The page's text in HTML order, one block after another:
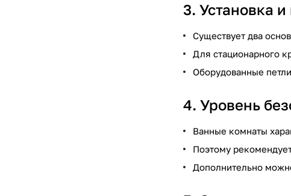
3. Установка
Существует два
Для стационарного
Оборудованные
4. Уровень
Ванные комнаты
Поэтому
Дополнительно